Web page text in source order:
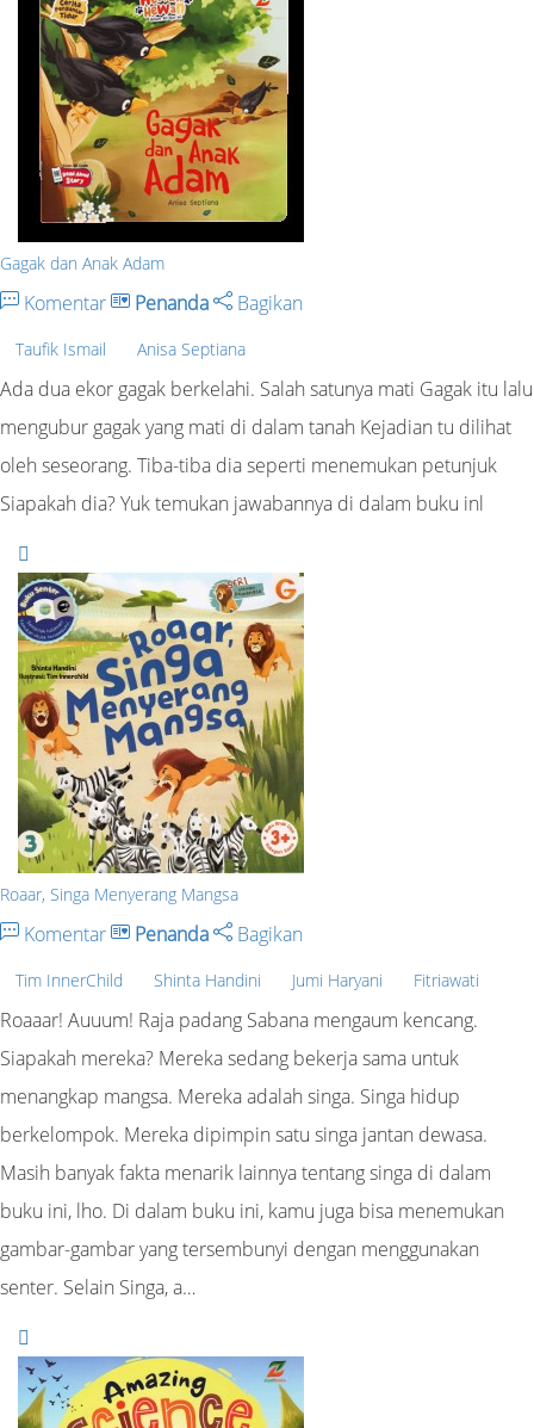
Gagak dan Anak Adam
Komentar Penanda Bagikan
Taufik Ismail Anisa Septiana
Ada dua ekor gagak berkelahi. Salah satunya mati Gagak itu lalu
mengubur gagak yang mati di dalam tanah Kejadian tu dilihat
oleh seseorang. Tiba-tiba dia seperti menemukan petunjuk
Siapakah dia? Yuk temukan jawabannya di dalam buku inl
Roaar, Singa Menyerang Mangsa
Komentar Penanda Bagikan
Tim InnerChild Shinta Handini Jumi Haryani Fitriawati
Roaaar! Auuum! Raja padang Sabana mengaum kencang.
Siapakah mereka? Mereka sedang bekerja sama untuk
menangkap mangsa. Mereka adalah singa. Singa hidup
berkelompok. Mereka dipimpin satu singa jantan dewasa.
Masih banyak fakta menarik lainnya tentang singa di dalam
buku ini, lho. Di dalam buku ini, kamu juga bisa menemukan
gambar-gambar yang tersembunyi dengan menggunakan
senter. Selain Singa, a…